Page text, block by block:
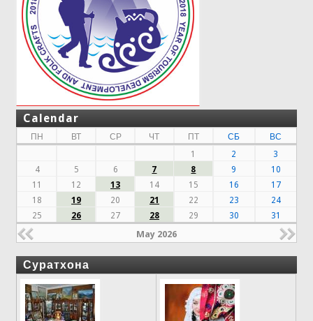
Calendar
ПН ВТ СР ЧТ ПТ СБ
ВС
1
2
3
4
5 6 7 8 9
10
11
12 13 14 15 16
17
18
19 20 21 22 23
24
25
26 27 28 29 30 31
May 2026
Суратхона